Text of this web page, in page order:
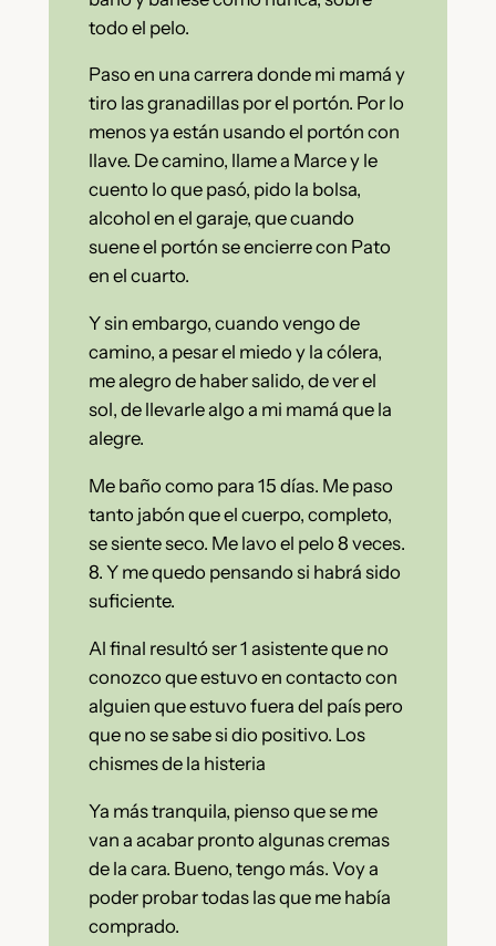
todo el pelo.
Paso en una carrera donde mi mamá y
tiro las granadillas por el portón. Por lo
menos ya están usando el portón con
llave. De camino, llame a Marce y le
cuento lo que pasó, pido la bolsa,
alcohol en el garaje, que cuando
suene el portón se encierre con Pato
en el cuarto.
Y sin embargo, cuando vengo de
camino, a pesar el miedo y la cólera,
me alegro de haber salido, de ver el
sol, de llevarle algo a mi mamá que la
alegre.
Me baño como para 15 días. Me paso
tanto jabón que el cuerpo, completo,
se siente seco. Me lavo el pelo 8 veces.
8. Y me quedo pensando si habrá sido
suficiente.
Al final resultó ser 1 asistente que no
conozco que estuvo en contacto con
alguien que estuvo fuera del país pero
que no se sabe si dio positivo. Los
chismes de la histeria
Ya más tranquila, pienso que se me
van a acabar pronto algunas cremas
de la cara. Bueno, tengo más. Voy a
poder probar todas las que me había
comprado.